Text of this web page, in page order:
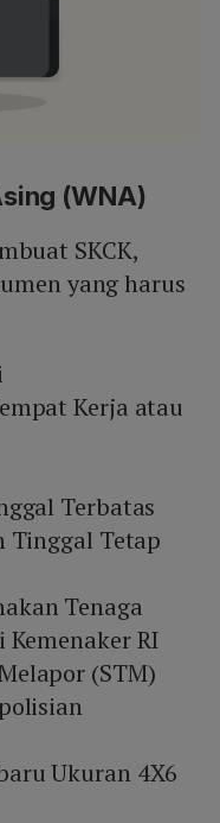
(WNA)
SKCK,
yang harus
Kerja atau
Terbatas
Tinggal Tetap
Tenaga
RI
(STM)
Ukuran 4X6